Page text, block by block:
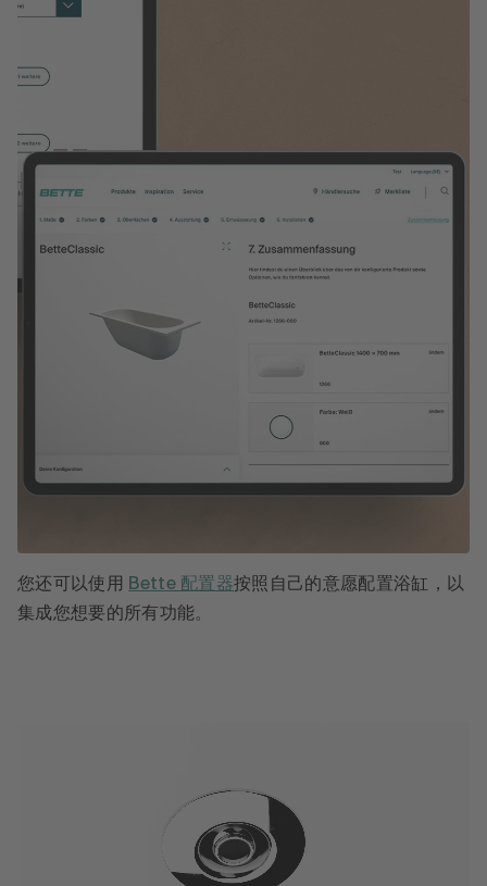
您还可以使用 Bette 配置器按照自己的意愿配置浴缸，以
集成您想要的所有功能。